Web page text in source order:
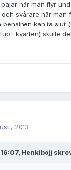
när man flyr
svårare när man
bensinen kan ta slut
i kvarten) skulle
2013
Henkibojj